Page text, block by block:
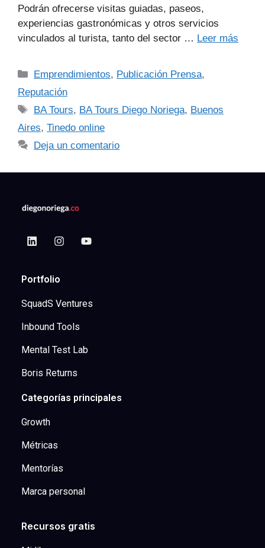
Podrán ofrecerse visitas guiadas, paseos,
experiencias gastronómicas y otros servicios
vinculados al turista, tanto del sector … Leer más
Emprendimientos, Publicación Prensa,
Reputación
BA Tours, BA Tours Diego Noriega, Buenos
Aires, Tinedo online
Deja un comentario
Portfolio
SquadS Ventures
Inbound Tools
Mental Test Lab
Boris Returns
Categorías principales
Growth
Métricas
Mentorías
Marca personal
Recursos gratis